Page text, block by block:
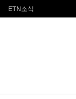
ETN소식